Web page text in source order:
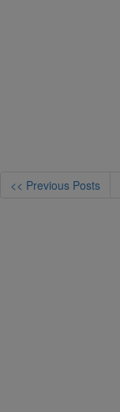
<< Previous Posts